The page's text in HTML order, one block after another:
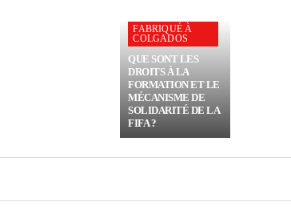
FABRIQUÉ À
COLGADOS
QUE SONT LES
DROITS À LA
FORMATION ET LE
MÉCANISME DE
SOLIDARITÉ DE LA
FIFA ?